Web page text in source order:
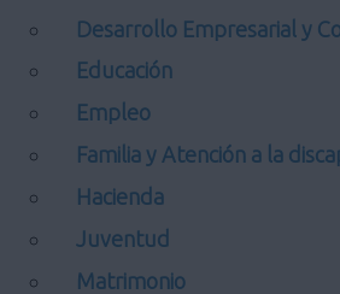
Desarrollo Empresarial y
Educación
Empleo
Familia y Atención a la
Hacienda
Juventud
Matrimonio